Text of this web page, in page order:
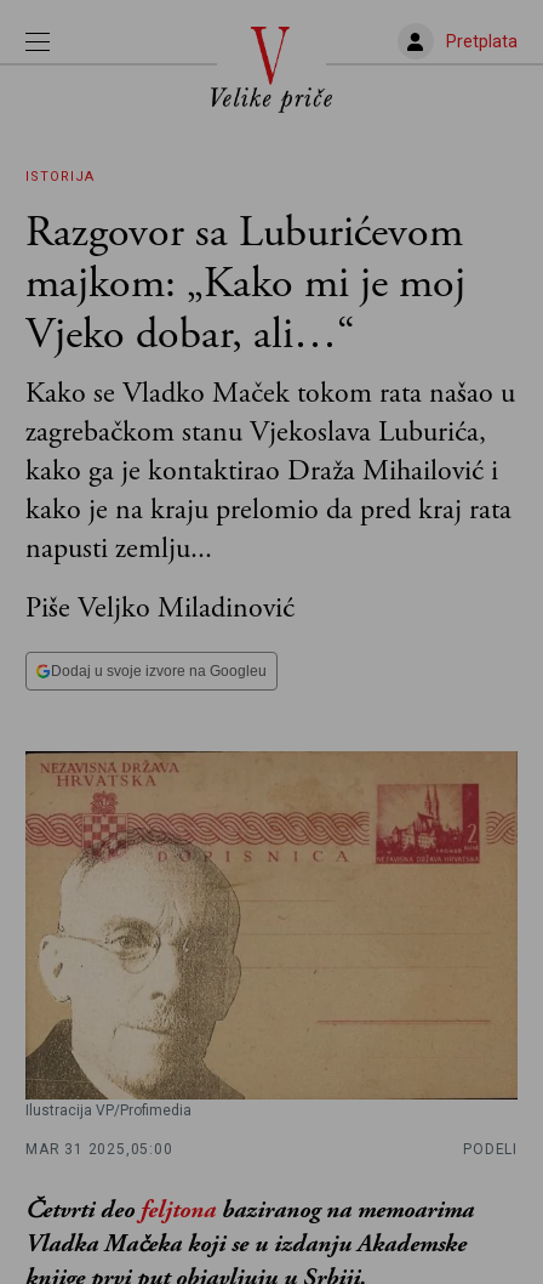
Pretplata
ISTORIJA
Razgovor sa Luburićevom
majkom: „Kako mi je moj
Vjeko dobar, ali…“
Kako se Vladko Maček tokom rata našao u
zagrebačkom stanu Vjekoslava Luburića,
kako ga je kontaktirao Draža Mihailović i
kako je na kraju prelomio da pred kraj rata
napusti zemlju...
Piše Veljko Miladinović
Dodaj u svoje izvore na Googleu
Ilustracija VP/Profimedia
MAR 31 2025, 05:00 PODELI
Četvrti deo feljtona baziranog na memoarima
Vladka Mačeka koji se u izdanju Akademske